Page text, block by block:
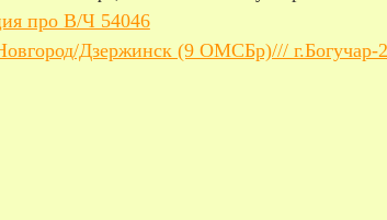
про В/Ч 54046
Дзержинск (9 ОМСБр)/// г.Богучар-